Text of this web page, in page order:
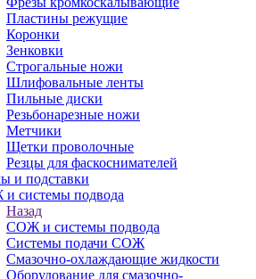
Пластины режущие
Коронки
Зенковки
Строгальные ножи
Шлифовальные ленты
Пильные диски
Резьбонарезные ножи
Метчики
Щетки проволочные
Резцы для фаскоснимателей
и подставки
системы подвода
Назад
СОЖ и системы подвода
Системы подачи СОЖ
Смазочно-охлаждающие жидкости
Оборудование для смазочно-